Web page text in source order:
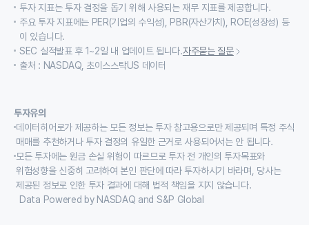
투자 지표는 투자 결정을 돕기 위해 사용되는 재무 지표를 제공합니다.
주요 투자 지표에는 PER(기업의 수익성), PBR(자산가치), ROE(성장성) 등
이 있습니다.
SEC 실적발표 후 1~2일 내 업데이트 됩니다.자주묻는 질문
출처 : NASDAQ, 초이스스탁US 데이터
투자유의
데이터히어로가 제공하는 모든 정보는 투자 참고용으로만 제공되며 특정 주식
매매를 추천하거나 투자 결정의 유일한 근거로 사용되어서는 안 됩니다.
모든 투자에는 원금 손실 위험이 따르므로 투자 전 개인의 투자목표와
위험성향을 신중히 고려하여 본인 판단에 따라 투자하시기 바라며, 당사는
제공된 정보로 인한 투자 결과에 대해 법적 책임을 지지 않습니다.
Data Powered by NASDAQ and S&P Global